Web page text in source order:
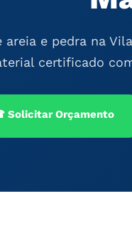
areia e pedra na
certificado
Solicitar Orçamento